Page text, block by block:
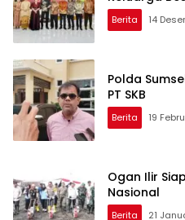
Berita 14
Polda
PT SKB
Berita 19
Ogan Ilir
Nasional
Berita 21